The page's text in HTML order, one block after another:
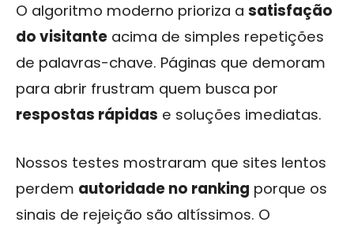
O algoritmo moderno prioriza a satisfação
do visitante acima de simples repetições
de palavras-chave. Páginas que demoram
para abrir frustram quem busca por
respostas rápidas e soluções imediatas.
Nossos testes mostraram que sites lentos
perdem autoridade no ranking porque os
sinais de rejeição são altíssimos. O